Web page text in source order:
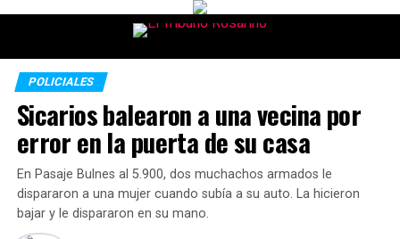
POLICIALES
Sicarios balearon a una vecina por
error en la puerta de su casa
En Pasaje Bulnes al 5.900, dos muchachos armados le
dispararon a una mujer cuando subía a su auto. La hicieron
bajar y le dispararon en su mano.